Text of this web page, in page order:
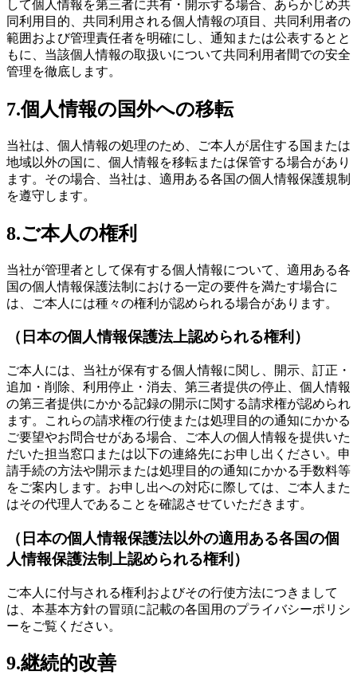
して個人情報を第三者に共有・開示する場合、あらかじめ共
同利用目的、共同利用される個人情報の項目、共同利用者の
範囲および管理責任者を明確にし、通知または公表するとと
もに、当該個人情報の取扱いについて共同利用者間での安全
管理を徹底します。
7.個人情報の国外への移転
当社は、個人情報の処理のため、ご本人が居住する国または
地域以外の国に、個人情報を移転または保管する場合があり
ます。その場合、当社は、適用ある各国の個人情報保護規制
を遵守します。
8.ご本人の権利
当社が管理者として保有する個人情報について、適用ある各
国の個人情報保護法制における一定の要件を満たす場合に
は、ご本人には種々の権利が認められる場合があります。
（日本の個人情報保護法上認められる権利）
ご本人には、当社が保有する個人情報に関し、開示、訂正・
追加・削除、利用停止・消去、第三者提供の停止、個人情報
の第三者提供にかかる記録の開示に関する請求権が認められ
ます。これらの請求権の行使または処理目的の通知にかかる
ご要望やお問合せがある場合、ご本人の個人情報を提供いた
だいた担当窓口または以下の連絡先にお申し出ください。申
請手続の方法や開示または処理目的の通知にかかる手数料等
をご案内します。お申し出への対応に際しては、ご本人また
はその代理人であることを確認させていただきます。
（日本の個人情報保護法以外の適用ある各国の個
人情報保護法制上認められる権利）
ご本人に付与される権利およびその行使方法につきまして
は、本基本方針の冒頭に記載の各国用のプライバシーポリシ
ーをご覧ください。
9.継続的改善